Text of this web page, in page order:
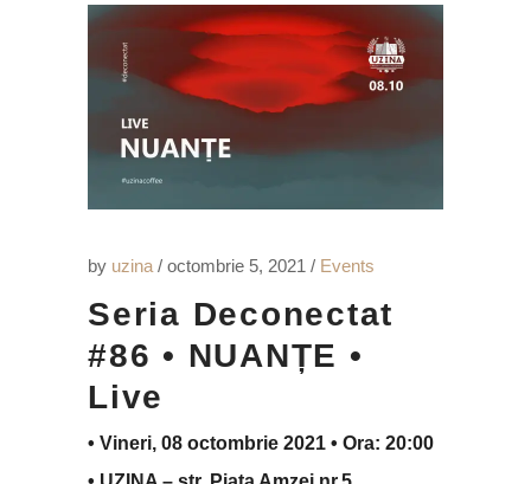
by uzina octombrie 5, 2021 Events
Seria Deconectat
#86 • NUANȚE •
Live
• Vineri, 08 octombrie 2021 • Ora: 20:00